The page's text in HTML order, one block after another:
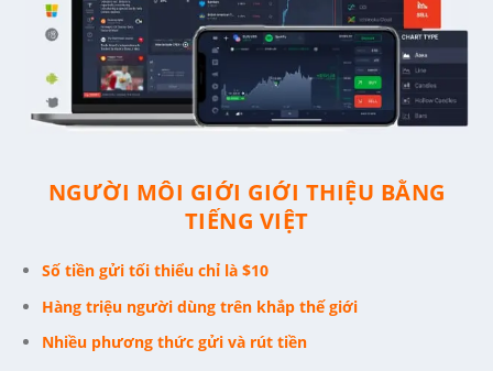
NGƯỜI MÔI GIỚI GIỚI THIỆU BẰNG
TIẾNG VIỆT
Số tiền gửi tối thiểu chỉ là $10
Hàng triệu người dùng trên khắp thế giới
Nhiều phương thức gửi và rút tiền